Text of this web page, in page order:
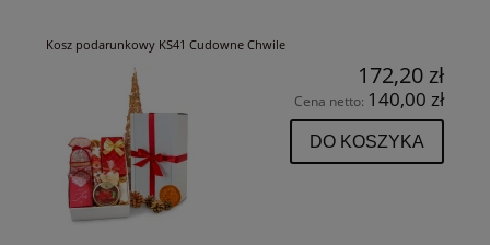
Kosz podarunkowy KS41 Cudowne Chwile
172,20 zł
Cena netto: 140,00 zł
DO KOSZYKA